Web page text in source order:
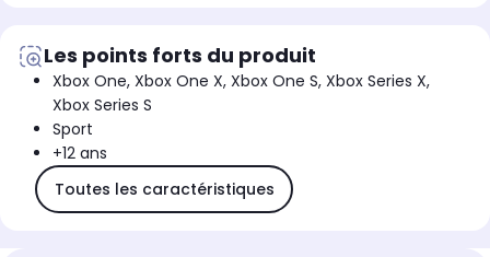
Les points forts du produit
Xbox One, Xbox One X, Xbox One S, Xbox Series X,
Xbox Series S
Sport
+12 ans
Toutes les caractéristiques